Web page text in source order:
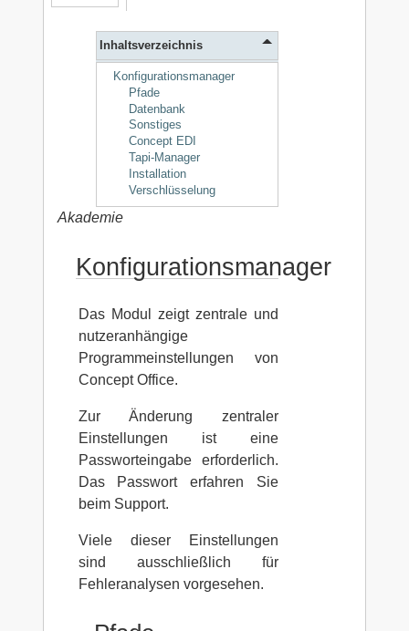
Inhaltsverzeichnis
Konfigurationsmanager
Pfade
Datenbank
Sonstiges
Concept EDI
Tapi-Manager
Installation
Verschlüsselung
Akademie
Konfigurationsmanager
Das Modul zeigt zentrale und
nutzeranhängige
Programmeinstellungen von
Concept Office.
Zur Änderung zentraler
Einstellungen ist eine
Passworteingabe erforderlich.
Das Passwort erfahren Sie
beim Support.
Viele dieser Einstellungen
sind ausschließlich für
Fehleranalysen vorgesehen.